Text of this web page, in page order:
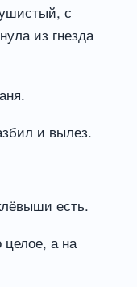
с
из гнезда
и вылез.
есть.
а на